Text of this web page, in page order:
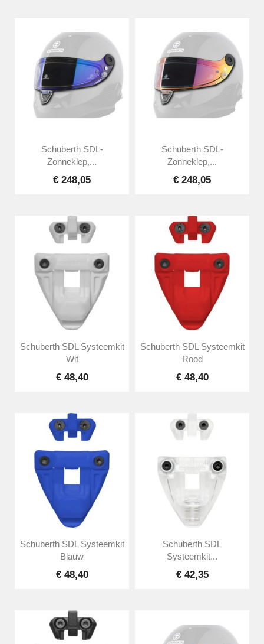
Schuberth SDL-
Zonneklep,...
€ 248,05
Schuberth SDL-
Zonneklep,...
€ 248,05
Schuberth SDL Systeemkit
Wit
€ 48,40
Schuberth SDL Systeemkit
Rood
€ 48,40
Schuberth SDL Systeemkit
Blauw
€ 48,40
Schuberth SDL
Systeemkit...
€ 42,35